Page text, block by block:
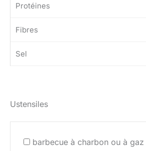
Protéines
Fibres
Sel
Ustensiles
barbecue à charbon ou à gaz